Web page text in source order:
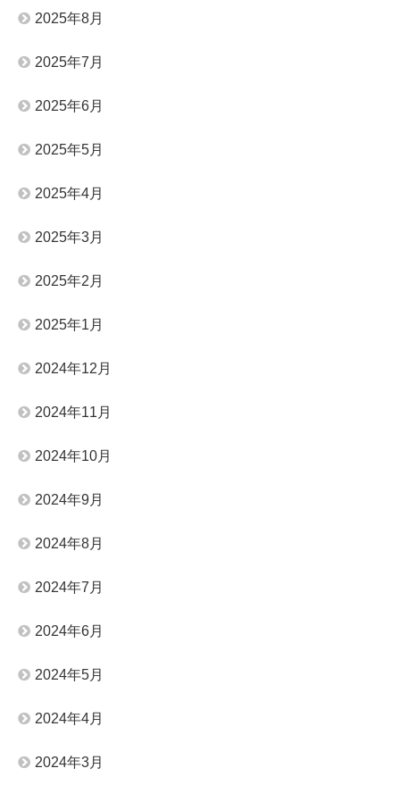
2025年8月
2025年7月
2025年6月
2025年5月
2025年4月
2025年3月
2025年2月
2025年1月
2024年12月
2024年11月
2024年10月
2024年9月
2024年8月
2024年7月
2024年6月
2024年5月
2024年4月
2024年3月